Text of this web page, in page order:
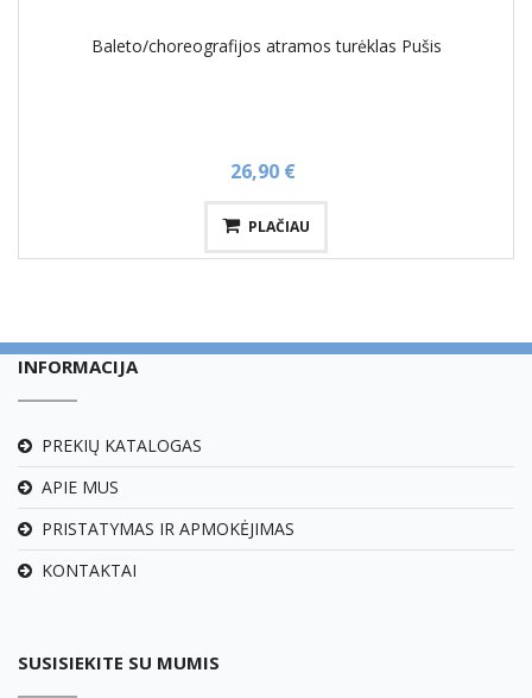
Baleto/choreografijos atramos turėklas Pušis
26,90 €
PLAČIAU
INFORMACIJA
PREKIŲ KATALOGAS
APIE MUS
PRISTATYMAS IR APMOKĖJIMAS
KONTAKTAI
SUSISIEKITE SU MUMIS